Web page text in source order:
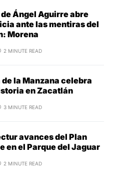
Ángel Aguirre abre
ante las mentiras del
Morena
2 MINUTE READ
de la Manzana celebra
en Zacatlán
3 MINUTE READ
avances del Plan
en el Parque del Jaguar
2 MINUTE READ